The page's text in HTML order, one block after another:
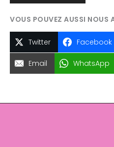
Twitter Facebook
Email WhatsApp